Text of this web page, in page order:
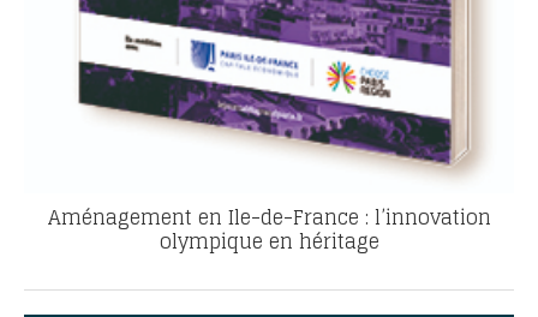
Aménagement en Ile-de-France : l’innovation
olympique en héritage